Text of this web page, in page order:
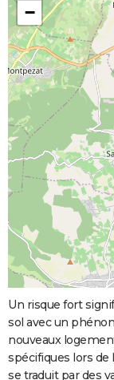
−
Un risque fort
sol avec un
nouveaux
spécifiques lors de
se traduit par des